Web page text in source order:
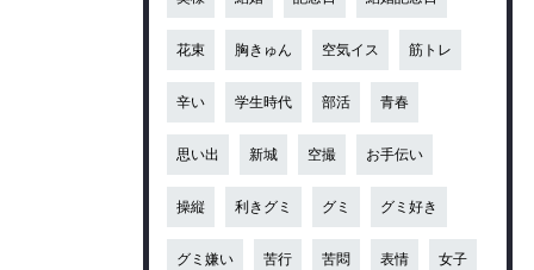
花束 胸きゅん 空気イス 筋トレ
辛い 学生時代 部活 青春
思い出 新城 空撮 お手伝い
操縦 利きグミ グミ グミ好き
グミ嫌い 苦行 苦悶 表情 女子